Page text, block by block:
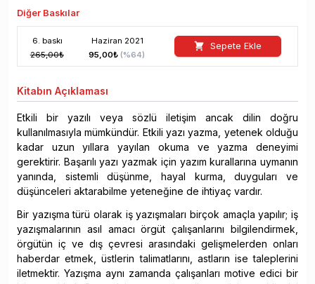
Diğer Baskılar
6. baskı Haziran 2021
265,00₺ 95,00₺ (%64)
Sepete Ekle
Kitabın Açıklaması
Etkili bir yazılı veya sözlü iletişim ancak dilin doğru
kullanılmasıyla mümkündür. Etkili yazı yazma, yetenek olduğu
kadar uzun yıllara yayılan okuma ve yazma deneyimi
gerektirir. Başarılı yazı yazmak için yazım kurallarına uymanın
yanında, sistemli düşünme, hayal kurma, duyguları ve
düşünceleri aktarabilme yeteneğine de ihtiyaç vardır.
Bir yazışma türü olarak iş yazışmaları birçok amaçla yapılır; iş
yazışmalarının asıl amacı örgüt çalışanlarını bilgilendirmek,
örgütün iç ve dış çevresi arasındaki gelişmelerden onları
haberdar etmek, üstlerin talimatlarını, astların ise taleplerini
iletmektir. Yazışma aynı zamanda çalışanları motive edici bir